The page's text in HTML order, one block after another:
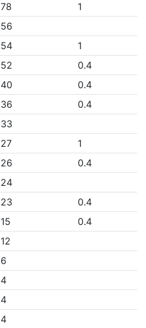
78
1
56
54
1
52
0.4
40
0.4
36
0.4
33
27
1
26
0.4
24
23
0.4
15
0.4
12
6
4
4
4